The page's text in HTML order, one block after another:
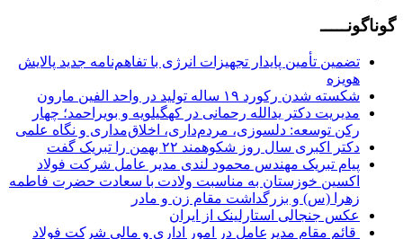
گوناگونـــــ
تضمین تأمین پایدار تجهیزات انرژی با تفاهم‌نامه جدید پالایش
هویزه
شکسته شدن رکورد ۱۹ ساله تولید در واحد الفین مارون
مدیریت دکتر یدالله رحمانی در کهگیلویه و بویراحمد؛ چهار
رکن توسعه: دلسوزی، مردم‌داری، اخلاق‌مداری و نگاه علمی
دکتر اکبری سال روز شکوهمند ۲۲ بهمن را تبریک گفت
پیام‌ تبریک مهندس محمود لندی مدیر عامل شرکت فولاد
اکسین خوزستان به مناسبت ولادت با سعادت حضرت فاطمه
زهرا (س) و بزرگداشت مقام زن و مادر
عکس جنجالی استارلینک از ایران
قائم مقام مدیرعامل در امور اداری و مالی شرکت فولاد